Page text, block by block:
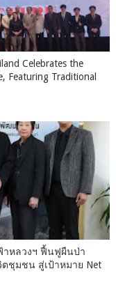
Celebrates the
Featuring Traditional
าหลวงฯ ฟื้นฟูผืนป่า
ชุมชน สู่เป้าหมาย Net